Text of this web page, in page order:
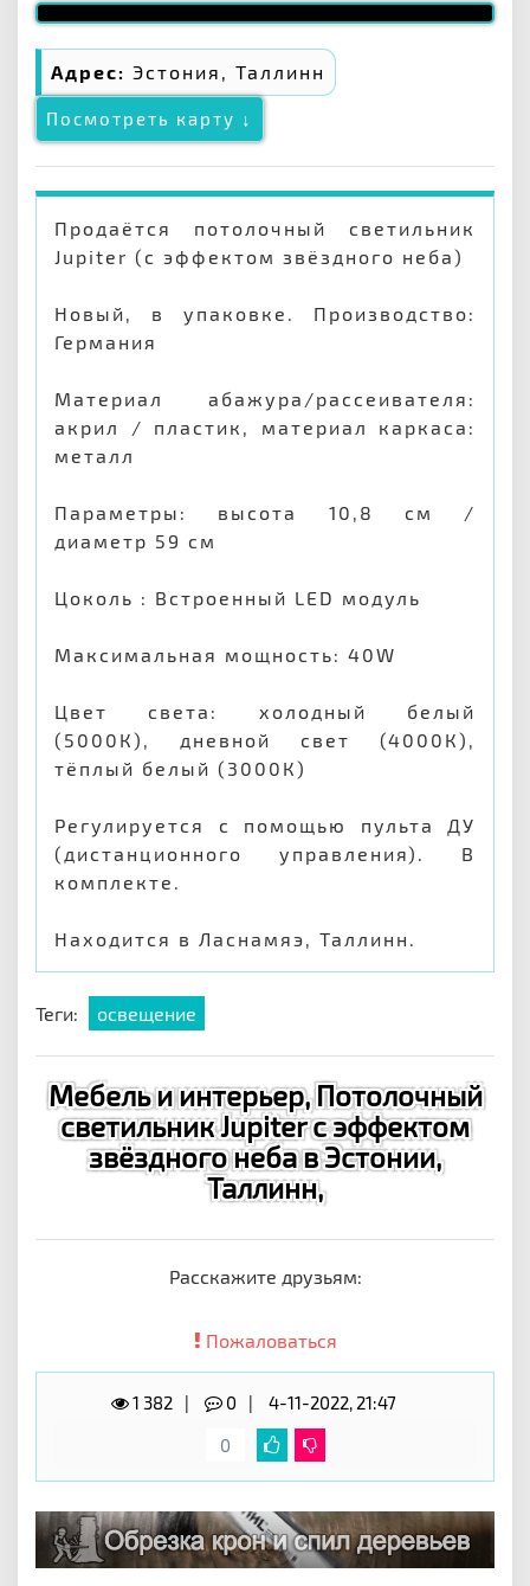
Адрес: Эстония, Таллинн
Посмотреть карту ↓
Продаётся потолочный светильник
Jupiter (с эффектом звёздного неба)
Новый, в упаковке. Производство:
Германия
Материал абажура/рассеивателя:
акрил / пластик, материал каркаса:
металл
Параметры: высота 10,8 см /
диаметр 59 см
Цоколь : Встроенный LED модуль
Максимальная мощность: 40W
Цвет света: холодный белый
(5000К), дневной свет (4000К),
тёплый белый (3000К)
Регулируется с помощью пульта ДУ
(дистанционного управления). В
комплекте.
Находится в Ласнамяэ, Таллинн.
Теги: освещение
Мебель и интерьер, Потолочный
светильник Jupiter с эффектом
звёздного неба в Эстонии,
Таллинн,
Расскажите друзьям:
Пожаловаться
1 382 0
4-11-2022, 21:47
0